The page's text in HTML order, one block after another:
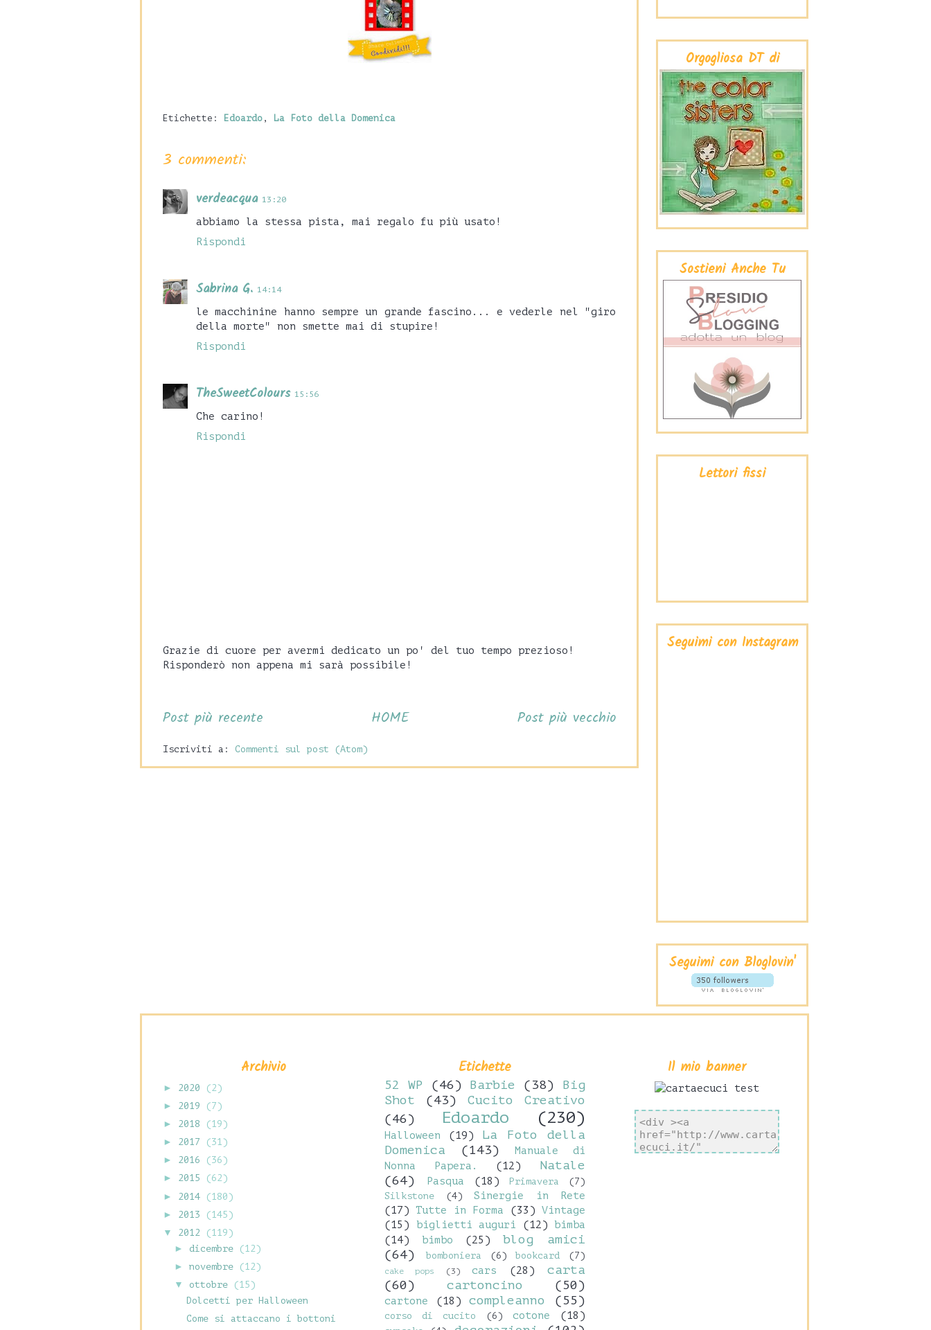
Etichette: Edoardo , La Foto della Domenica
3 commenti:
verdeacqua 13:20
abbiamo la stessa pista, mai regalo fu più usato!
Rispondi
Sabrina G. 14:14
le macchinine hanno sempre un grande fascino... e vederle nel "giro
della morte" non smette mai di stupire!
Rispondi
TheSweetColours 15:56
Che carino!
Rispondi
Grazie di cuore per avermi dedicato un po' del tuo tempo prezioso!
Risponderò non appena mi sarà possibile!
Post più recente Post più vecchio
HOME
Iscriviti a: Commenti sul post (Atom)
mercoledì pome...
Orgogliosa DT di
Sostieni Anche Tu
Lettori fissi
Seguimi con Instagram
Seguimi con Bloglovin'
Archivio
► 2020
(2)
►
2019
(7)
► 2018
(19)
► 2017
(31)
► 2016
(36)
► 2015
(62)
►
2014
(180)
►
2013
(145)
▼
2012
(119)
► dicembre
(12)
►novembre
(12)
▼ ottobre
(15)
Dolcetti per Halloween
Come si attaccano i bottoni
Etichette
52 WP (46) Barbie (38)
Big
Shot
(43)
Cucito Creativo
(46)
Edoardo (230)
Halloween (19)
La Foto della
Domenica
(143)
Manuale di
Nonna Papera.
(12)
Natale
(64)
Pasqua (18) Primavera
(7)
Silkstone
(4)
Sinergie in Rete
(17)
Tutte in Forma (33) Vintage
(15)
biglietti auguri (12) bimba
(14)
bimbo (25)
blog amici
(64)
bomboniera (6) bookcard (7)
cake pops (3) cars (28)
carta
(60)
cartoncino (50)
cartone (18) compleanno (55)
corso di cucito (6) cotone (18)
Il mio banner